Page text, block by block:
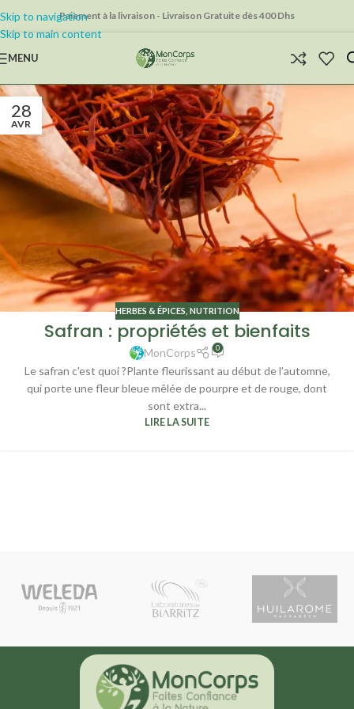
Skip to navigation
Skip to main content
Paiement à la livraison - Livraison Gratuite dès 400 Dhs
MENU
28
AVR
HERBES & ÉPICES NUTRITION
Safran : propriétés et bienfaits
MonCorps 0
Le safran c'est quoi ?Plante fleurissant au début de l’automne,
qui porte une fleur bleue mêlée de pourpre et de rouge, dont
sont extra...
LIRE LA SUITE